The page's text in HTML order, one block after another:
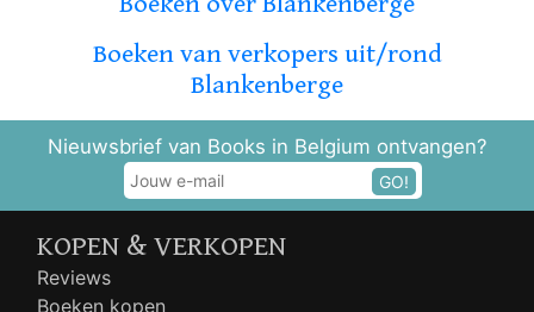
Boeken van verkopers uit/rond
Blankenberge
Nieuwsbrief van Books in Belgium ontvangen?
GO!
KOPEN & VERKOPEN
Reviews
Boeken kopen